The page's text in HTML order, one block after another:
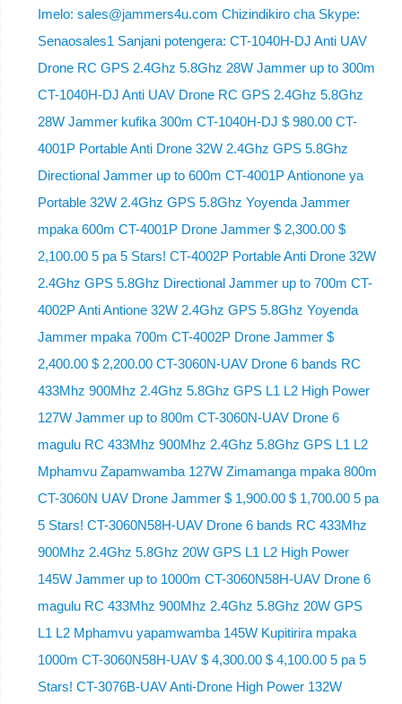
Imelo: sales@jammers4u.com Chizindikiro cha Skype:
Senaosales1 Sanjani potengera: CT-1040H-DJ Anti UAV
Drone RC GPS 2.4Ghz 5.8Ghz 28W Jammer up to 300m
CT-1040H-DJ Anti UAV Drone RC GPS 2.4Ghz 5.8Ghz
28W Jammer kufika 300m CT-1040H-DJ $ 980.00 CT-
4001P Portable Anti Drone 32W 2.4Ghz GPS 5.8Ghz
Directional Jammer up to 600m CT-4001P Antionone ya
Portable 32W 2.4Ghz GPS 5.8Ghz Yoyenda Jammer
mpaka 600m CT-4001P Drone Jammer $ 2,300.00 $
2,100.00 5 pa 5 Stars! CT-4002P Portable Anti Drone 32W
2.4Ghz GPS 5.8Ghz Directional Jammer up to 700m CT-
4002P Anti Antione 32W 2.4Ghz GPS 5.8Ghz Yoyenda
Jammer mpaka 700m CT-4002P Drone Jammer $
2,400.00 $ 2,200.00 CT-3060N-UAV Drone 6 bands RC
433Mhz 900Mhz 2.4Ghz 5.8Ghz GPS L1 L2 High Power
127W Jammer up to 800m CT-3060N-UAV Drone 6
magulu RC 433Mhz 900Mhz 2.4Ghz 5.8Ghz GPS L1 L2
Mphamvu Zapamwamba 127W Zimamanga mpaka 800m
CT-3060N UAV Drone Jammer $ 1,900.00 $ 1,700.00 5 pa
5 Stars! CT-3060N58H-UAV Drone 6 bands RC 433Mhz
900Mhz 2.4Ghz 5.8Ghz 20W GPS L1 L2 High Power
145W Jammer up to 1000m CT-3060N58H-UAV Drone 6
magulu RC 433Mhz 900Mhz 2.4Ghz 5.8Ghz 20W GPS
L1 L2 Mphamvu yapamwamba 145W Kupitirira mpaka
1000m CT-3060N58H-UAV $ 4,300.00 $ 4,100.00 5 pa 5
Stars! CT-3076B-UAV Anti-Drone High Power 132W